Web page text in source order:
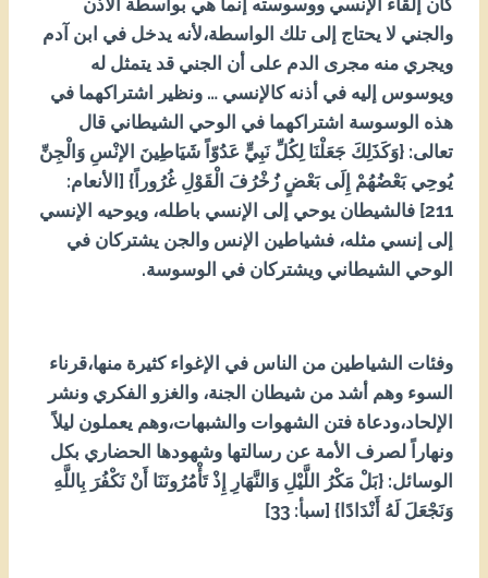
كان إلقاء الإنسي ووسوسته إنما هي بواسطة الأذن
والجني لا يحتاج إلى تلك الواسطة،لأنه يدخل في ابن آدم
ويجري منه مجرى الدم على أن الجني قد يتمثل له
ويوسوس إليه في أذنه كالإنسي … ونظير اشتراكهما في
هذه الوسوسة اشتراكهما في الوحي الشيطاني قال
تعالى: {وَكَذَلِكَ جَعَلْنَا لِكُلِّ نَبِيٍّ عَدُوّاً شَيَاطِينَ الإنْسِ وَالْجِنِّ
يُوحِي بَعْضُهُمْ إِلَى بَعْضٍ زُخْرُفَ الْقَوْلِ غُرُوراً} [الأنعام:
112] فالشيطان يوحي إلى الإنسي باطله، ويوحيه الإنسي
إلى إنسي مثله، فشياطين الإنس والجن يشتركان في
الوحي الشيطاني ويشتركان في الوسوسة.
وفئات الشياطين من الناس في الإغواء كثيرة منها،قرناء
السوء وهم أشد من شيطان الجنة، والغزو الفكري ونشر
الإلحاد،ودعاة فتن الشهوات والشبهات،وهم يعملون ليلاً
ونهاراً لصرف الأمة عن رسالتها وشهودها الحضاري بكل
الوسائل: {بَلْ مَكْرُ اللَّيْلِ وَالنَّهَارِ إِذْ تَأْمُرُونَنَا أَنْ نَكْفُرَ بِاللَّهِ
وَنَجْعَلَ لَهُ أَنْدَادًا} [سبأ: 33]